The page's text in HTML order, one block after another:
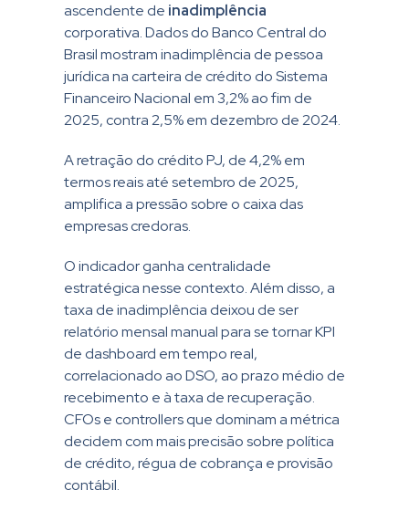
ascendente de inadimplência
corporativa. Dados do Banco Central do
Brasil mostram inadimplência de pessoa
jurídica na carteira de crédito do Sistema
Financeiro Nacional em 3,2% ao fim de
2025, contra 2,5% em dezembro de 2024.
A retração do crédito PJ, de 4,2% em
termos reais até setembro de 2025,
amplifica a pressão sobre o caixa das
empresas credoras.
O indicador ganha centralidade
estratégica nesse contexto. Além disso, a
taxa de inadimplência deixou de ser
relatório mensal manual para se tornar KPI
de dashboard em tempo real,
correlacionado ao DSO, ao prazo médio de
recebimento e à taxa de recuperação.
CFOs e controllers que dominam a métrica
decidem com mais precisão sobre política
de crédito, régua de cobrança e provisão
contábil.